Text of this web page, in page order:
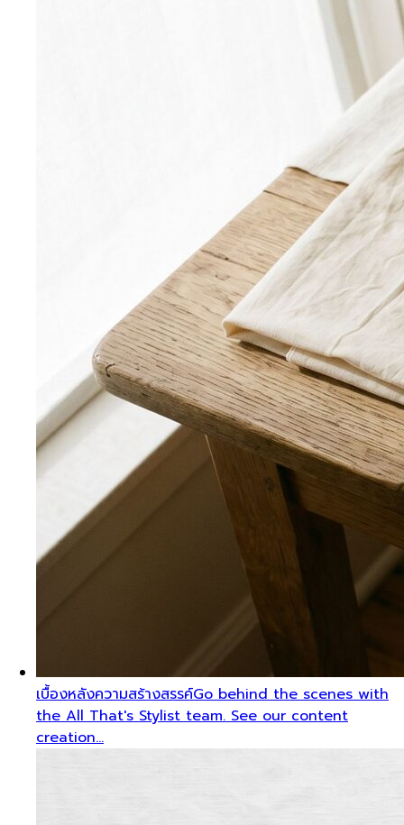
เบื้องหลังความสร้างสรรค์Go behind the scenes with
the All That's Stylist team. See our content
creation…